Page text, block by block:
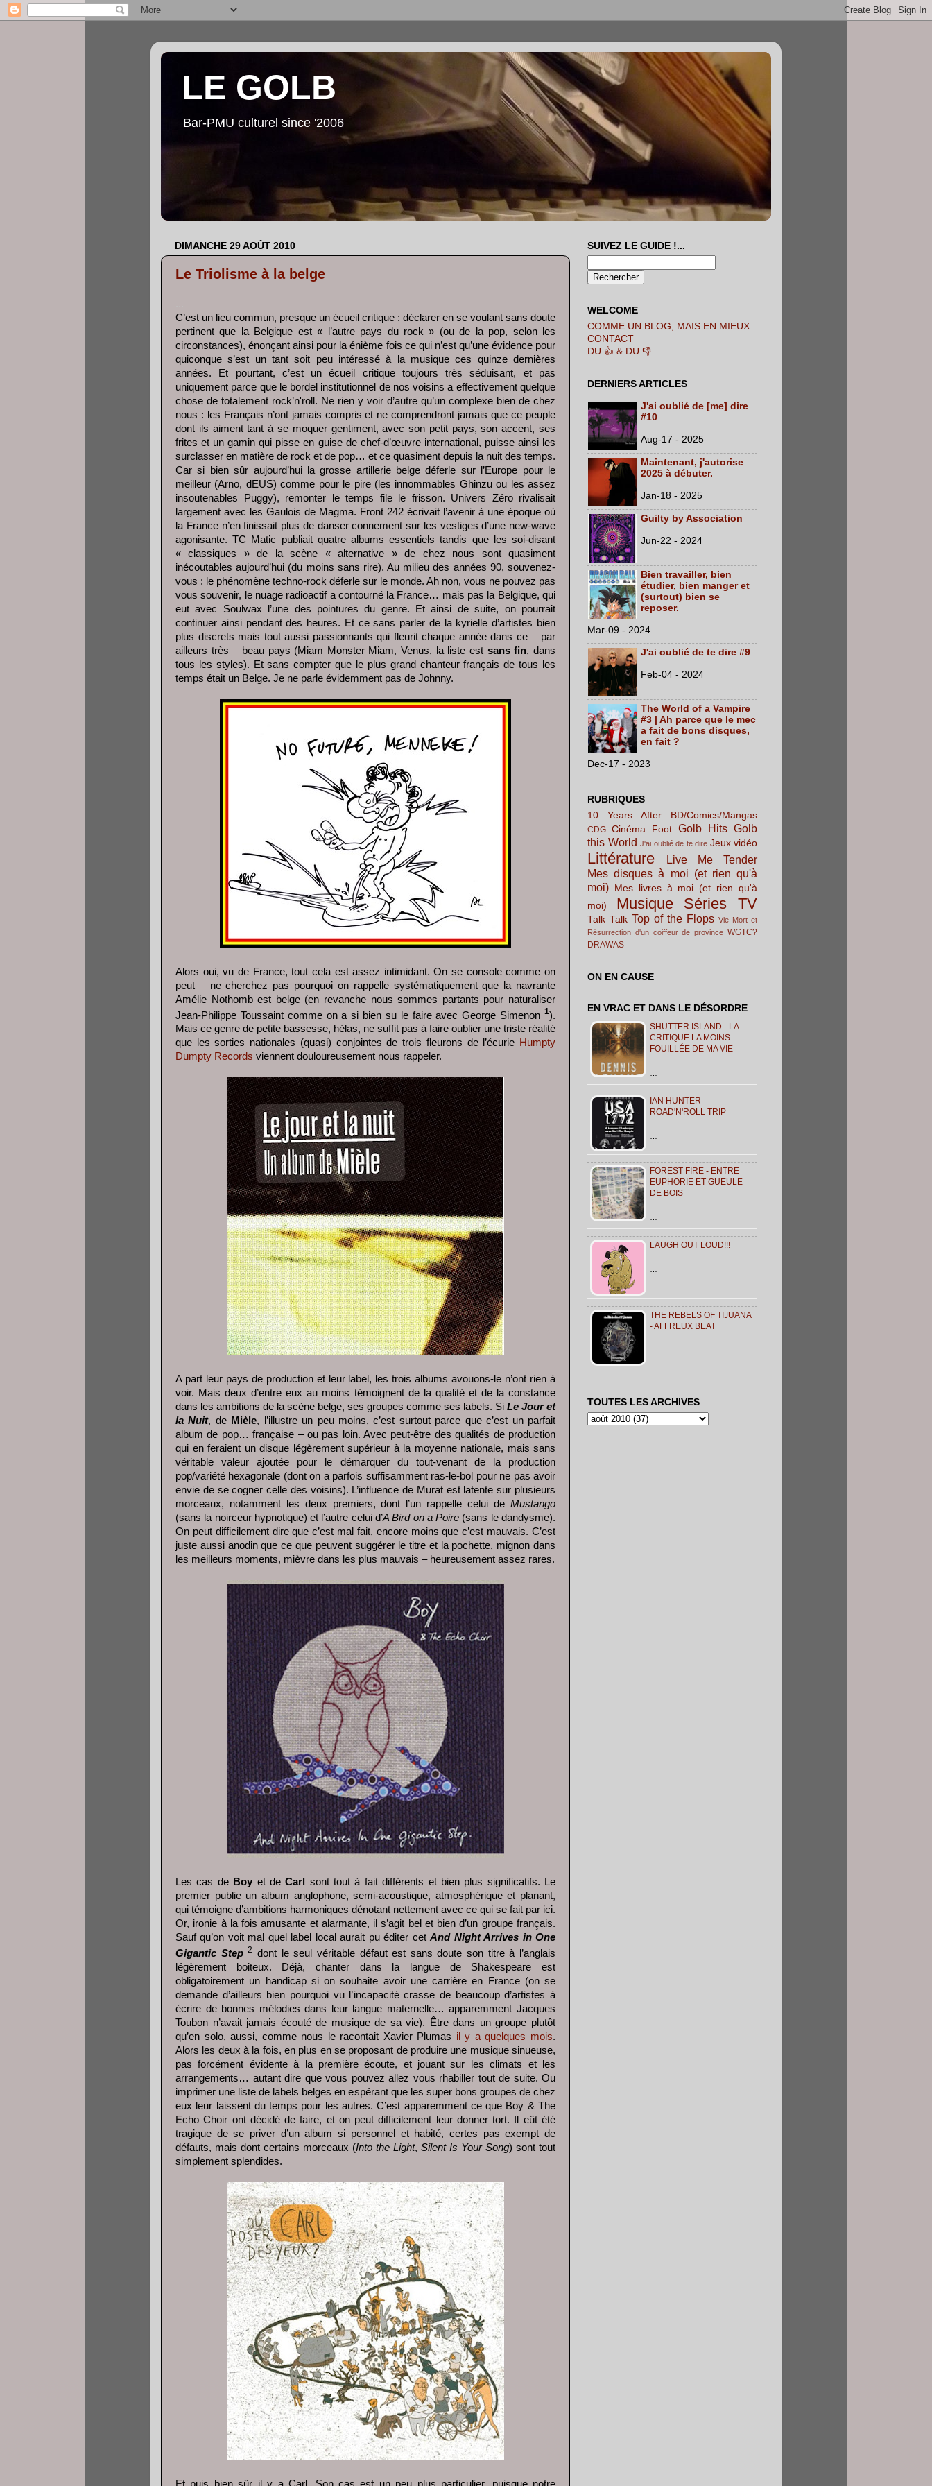
LE GOLB
Bar-PMU culturel since '2006
DIMANCHE 29 AOÛT 2010
Le Triolisme à la belge
C’est un lieu commun, presque un écueil critique : déclarer en se voulant sans doute
pertinent que la Belgique est « l’autre pays du rock » (ou de la pop, selon les
circonstances), énonçant ainsi pour la énième fois ce qui n’est qu’une évidence pour
quiconque s’est un tant soit peu intéressé à la musique ces quinze dernières
années. Et pourtant, c’est un écueil critique toujours très séduisant, et pas
uniquement parce que le bordel institutionnel de nos voisins a effectivement quelque
chose de totalement rock’n'roll. Ne rien y voir d’autre qu’un complexe bien de chez
nous : les Français n’ont jamais compris et ne comprendront jamais que ce peuple
dont ils aiment tant à se moquer gentiment, avec son petit pays, son accent, ses
frites et un gamin qui pisse en guise de chef-d’œuvre international, puisse ainsi les
surclasser en matière de rock et de pop… et ce quasiment depuis la nuit des temps.
Car si bien sûr aujourd’hui la grosse artillerie belge déferle sur l’Europe pour le
meilleur (Arno, dEUS) comme pour le pire (les innommables Ghinzu ou les assez
insoutenables Puggy), remonter le temps file le frisson. Univers Zéro rivalisait
largement avec les Gaulois de Magma. Front 242 écrivait l’avenir à une époque où
la France n’en finissait plus de danser connement sur les vestiges d’une new-wave
agonisante. TC Matic publiait quatre albums essentiels tandis que les soi-disant
« classiques » de la scène « alternative » de chez nous sont quasiment
inécoutables aujourd’hui (du moins sans rire). Au milieu des années 90, souvenez-
vous : le phénomène techno-rock déferle sur le monde. Ah non, vous ne pouvez pas
vous souvenir, le nuage radioactif a contourné la France… mais pas la Belgique, qui
eut avec Soulwax l’une des pointures du genre. Et ainsi de suite, on pourrait
continuer ainsi pendant des heures. Et ce sans parler de la kyrielle d’artistes bien
plus discrets mais tout aussi passionnants qui fleurit chaque année dans ce – par
ailleurs très – beau pays (Miam Monster Miam, Venus, la liste est sans fin, dans
tous les styles). Et sans compter que le plus grand chanteur français de tous les
temps était un Belge. Je ne parle évidemment pas de Johnny.
Alors oui, vu de France, tout cela est assez intimidant. On se console comme on
peut – ne cherchez pas pourquoi on rappelle systématiquement que la navrante
Amélie Nothomb est belge (en revanche nous sommes partants pour naturaliser
Jean-Philippe Toussaint comme on a si bien su le faire avec George Simenon 1).
Mais ce genre de petite bassesse, hélas, ne suffit pas à faire oublier une triste réalité
que les sorties nationales (quasi) conjointes de trois fleurons de l’écurie Humpty
Dumpty Records viennent douloureusement nous rappeler.
A part leur pays de production et leur label, les trois albums avouons-le n’ont rien à
voir. Mais deux d’entre eux au moins témoignent de la qualité et de la constance
dans les ambitions de la scène belge, ses groupes comme ses labels. Si Le Jour et
la Nuit, de Mièle, l’illustre un peu moins, c’est surtout parce que c’est un parfait
album de pop… française – ou pas loin. Avec peut-être des qualités de production
qui en feraient un disque légèrement supérieur à la moyenne nationale, mais sans
véritable valeur ajoutée pour le démarquer du tout-venant de la production
pop/variété hexagonale (dont on a parfois suffisamment ras-le-bol pour ne pas avoir
envie de se cogner celle des voisins). L’influence de Murat est latente sur plusieurs
morceaux, notamment les deux premiers, dont l’un rappelle celui de Mustango
(sans la noirceur hypnotique) et l’autre celui d’A Bird on a Poire (sans le dandysme).
On peut difficilement dire que c’est mal fait, encore moins que c’est mauvais. C’est
juste aussi anodin que ce que peuvent suggérer le titre et la pochette, mignon dans
les meilleurs moments, mièvre dans les plus mauvais – heureusement assez rares.
Les cas de Boy et deCarl
sont tout à fait différents et bien plus significatifs. Le
premier publie un album anglophone, semi-acoustique, atmosphérique et planant,
qui témoigne d’ambitions harmoniques dénotant nettement avec ce qui se fait par ici.
Or, ironie à la fois amusante et alarmante, il s’agit bel et bien d’un groupe français.
Sauf qu’on voit mal quel label local aurait pu éditer cetAnd Night Arrives in One
Gigantic Step 2 dont le seul véritable défaut est sans doute son titre à l’anglais
légèrement boiteux. Déjà, chanter dans la langue de Shakespeare est
obligatoirement un handicap si on souhaite avoir une carrière en France (on se
demande d’ailleurs bien pourquoi vu l’incapacité crasse de beaucoup d’artistes à
écrire de bonnes mélodies dans leur langue maternelle… apparemment Jacques
Toubon n’avait jamais écouté de musique de sa vie). Être dans un groupe plutôt
qu’en solo, aussi, comme nous le racontait Xavier Plumas il y a quelques mois.
Alors les deux à la fois, en plus en se proposant de produire une musique sinueuse,
pas forcément évidente à la première écoute, et jouant sur les climats et les
arrangements… autant dire que vous pouvez allez vous rhabiller tout de suite. Ou
imprimer une liste de labels belges en espérant que les super bons groupes de chez
eux leur laissent du temps pour les autres. C’est apparemment ce que Boy & The
Echo Choir ont décidé de faire, et on peut difficilement leur donner tort. Il eût été
tragique de se priver d’un album si personnel et habité, certes pas exempt de
défauts, mais dont certains morceaux (Into the Light, Silent Is Your Song) sont tout
simplement splendides.
SUIVEZ LE GUIDE !...
WELCOME
COMME UN BLOG, MAIS EN MIEUX
CONTACT
DU 👍 & DU 👎
DERNIERS ARTICLES
J'ai oublié de [me] dire
#10
Aug-17 - 2025
Maintenant, j'autorise
2025 à débuter.
Jan-18 - 2025
Guilty by Association
Jun-22 - 2024
Bien travailler, bien
étudier, bien manger et
(surtout) bien se
reposer.
Mar-09 - 2024
J'ai oublié de te dire #9
Feb-04 - 2024
The World of a Vampire
#3 | Ah parce que le mec
a fait de bons disques,
en fait ?
Dec-17 - 2023
RUBRIQUES
10 Years After
BD/Comics/Mangas
CDG Cinéma Foot Golb Hits Golb
this World J'ai oublié de te dire Jeux vidéo
Littérature
Live Me Tender
Mes disques à moi (et rien qu'à
moi) Mes livres à moi (et rien qu'à
moi)
Musique Séries TV
Talk Talk Top of the Flops Vie Mort et
Résurrection d'un coiffeur de province WGTC?
DRAWAS
ON EN CAUSE
EN VRAC ET DANS LE DÉSORDRE
SHUTTER ISLAND - LA
CRITIQUE LA MOINS
FOUILLÉE DE MA VIE
IAN HUNTER -
ROAD'N'ROLL TRIP
FOREST FIRE - ENTRE
EUPHORIE ET GUEULE
DE BOIS
LAUGH OUT LOUD!!!
THE REBELS OF TIJUANA
- AFFREUX BEAT
TOUTES LES ARCHIVES